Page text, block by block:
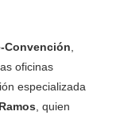
Convención
oficinas
especializada
, quien